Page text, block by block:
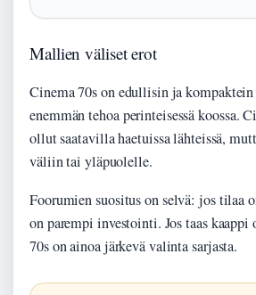
Mallien väliset erot
Cinema 70s on edullisin ja
enemmän tehoa perinteisessä
ollut saatavilla haetuissa lähteissä,
väliin tai yläpuolelle.
Foorumien suositus on selvä: jos
on parempi investointi. Jos taas
70s on ainoa järkevä valinta sarjasta.